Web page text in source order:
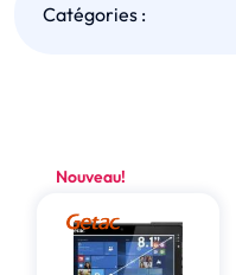
Catégories :
Nouveau!